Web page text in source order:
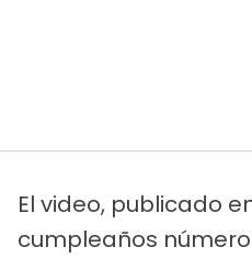
El video, publicado
cumpleaños número